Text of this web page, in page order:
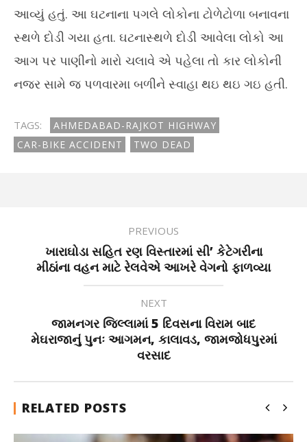
આવ્યું હતું. આ ઘટનાના પગલે લોકોના ટોળેટોળા બનાવના
સ્થળે દોડી ગયા હતા. ઘટનાસ્થળે દોડી આવેલા લોકો આ
આગ પર પાણીનો મારો ચલાવે એ પહેલા તો કાર લોકોની
નજર સામે જ પળવારમા બળીને સ્વાહા થઇ થઇ ગઇ હતી.
TAGS:
AHMEDABAD-RAJKOT HIGHWAY
CAR-BIKE ACCIDENT
TWO DEAD
PREVIOUS
ખારાઘોડા સહિત રણ વિસ્તારમાં સી’ કેટેગરીના
મીઠાંના વહન માટે રેલવેએ આખરે વેગનો ફાળવ્યા
NEXT
જામનગર જિલ્લામાં 5 દિવસના વિરામ બાદ
મેઘરાજાનું પુનઃ આગમન, કાલાવડ, જામજોધપુરમાં
વરસાદ
RELATED POSTS